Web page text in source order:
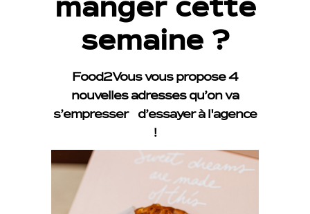
mangercette
semaine ?
Food2Vous vous propose 4
nouvelles adresses qu’on va
s’empresser d’essayer à l'agence
!